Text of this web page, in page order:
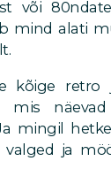
või
mind alati
retro
mis
mingil
ja